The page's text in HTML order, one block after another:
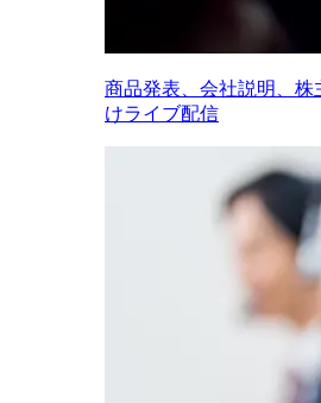
商品発表、会社説明、株
けライブ配信